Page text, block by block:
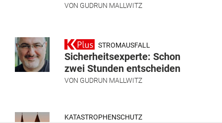
VON GUDRUN MALLWITZ
STROMAUSFALL
Sicherheitsexperte: Schon
zwei Stunden entscheiden
VON GUDRUN MALLWITZ
KATASTROPHENSCHUTZ